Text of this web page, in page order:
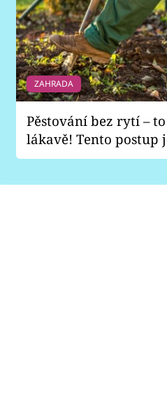
ZAHRADA
Pěstování bez rytí –
lákavě! Tento postup
vhodný jen pro